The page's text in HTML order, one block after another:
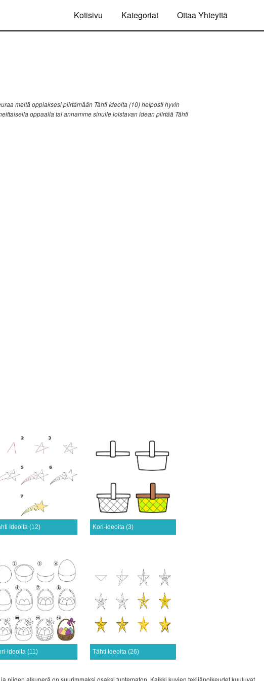
Kotisivu Kategoriat Ottaa Yhteyttä
meitä oppiaksesi piirtämään Tähti Ideoita (10) helposti hyvin
oppaalla tai annamme sinulle loistavan idean piirtää Tähti
Ideoita (12) Kori-ideoita (3)
ideoita (11) Tähti Ideoita (26)
niiden alkuperä on suurimmaksi osaksi tuntematon. Kaikki kuvien tekijänoikeudet kuuluvat